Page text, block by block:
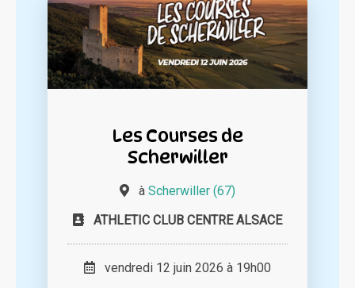
Les Courses de
Scherwiller
à Scherwiller (67)
ATHLETIC CLUB CENTRE ALSACE
vendredi 12 juin 2026 à 19h00